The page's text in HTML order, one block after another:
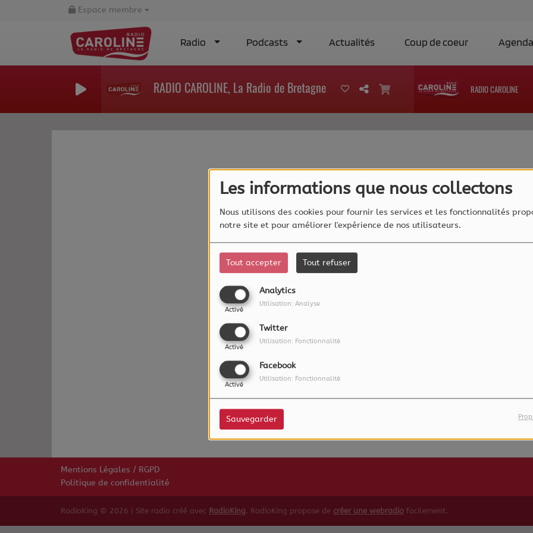
Les informations que nous collectons
Nous utilisons des cookies pour fournir les services et les fonctionnalités
notre site et pour améliorer l'expérience de nos utilisateurs.
Tout accepter Tout refuser
Analytics
Activé
Utilisation: Analyse
Twitter
Activé
Utilisation: Fonctionnalité
Facebook
Activé
Utilisation: Fonctionnalité
Sauvegarder
Espace membre
Radio Podcasts Actualités Coup de coeur Agenda
RADIO CAROLINE, La Radio de Bretagne RADIO CAROLINE
Oups, vous avez rencontré une
Il semble que la page que vous recherchez n’existe plus.
Mentions Légales / RGPD
Politique de confidentialité
RadioKing © 2026 | Site radio créé avec RadioKing. RadioKing propose de créer une webradio facilement.